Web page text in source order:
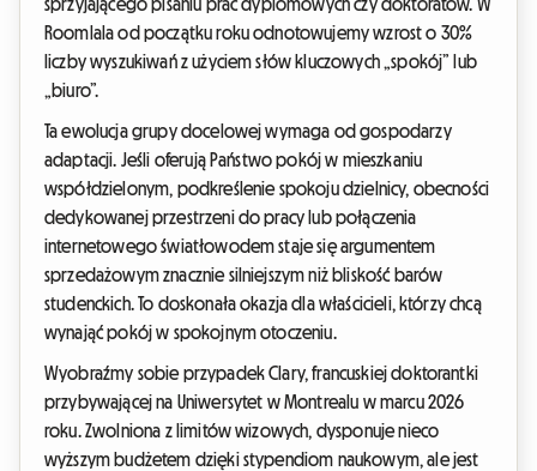
sprzyjającego pisaniu prac dyplomowych czy doktoratów. W
Roomlala od początku roku odnotowujemy wzrost o 30%
liczby wyszukiwań z użyciem słów kluczowych „spokój” lub
„biuro”.
Ta ewolucja grupy docelowej wymaga od gospodarzy
adaptacji. Jeśli oferują Państwo pokój w mieszkaniu
współdzielonym, podkreślenie spokoju dzielnicy, obecności
dedykowanej przestrzeni do pracy lub połączenia
internetowego światłowodem staje się argumentem
sprzedażowym znacznie silniejszym niż bliskość barów
studenckich. To doskonała okazja dla właścicieli, którzy chcą
wynająć pokój w spokojnym otoczeniu.
Wyobraźmy sobie przypadek Clary, francuskiej doktorantki
przybywającej na Uniwersytet w Montrealu w marcu 2026
roku. Zwolniona z limitów wizowych, dysponuje nieco
wyższym budżetem dzięki stypendiom naukowym, ale jest